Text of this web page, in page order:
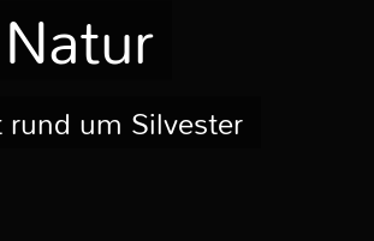
um Silvester